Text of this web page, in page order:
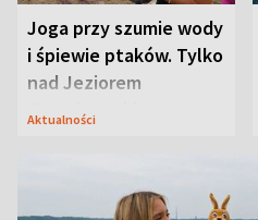
Joga przy szumie wody
i śpiewie ptaków. Tylko
nad Jeziorem
Tarnobrzeskim
Aktualności